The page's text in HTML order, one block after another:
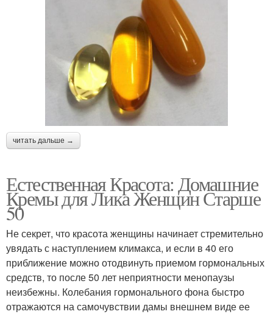
читать дальше →
Естественная Красота: Домашние
Кремы для Лика Женщин Старше
50
Не секрет, что красота женщины начинает стремительно
увядать с наступлением климакса, и если в 40 его
приближение можно отодвинуть приемом гормональных
средств, то после 50 лет неприятности менопаузы
неизбежны. Колебания гормонального фона быстро
отражаются на самочувствии дамы внешнем виде ее